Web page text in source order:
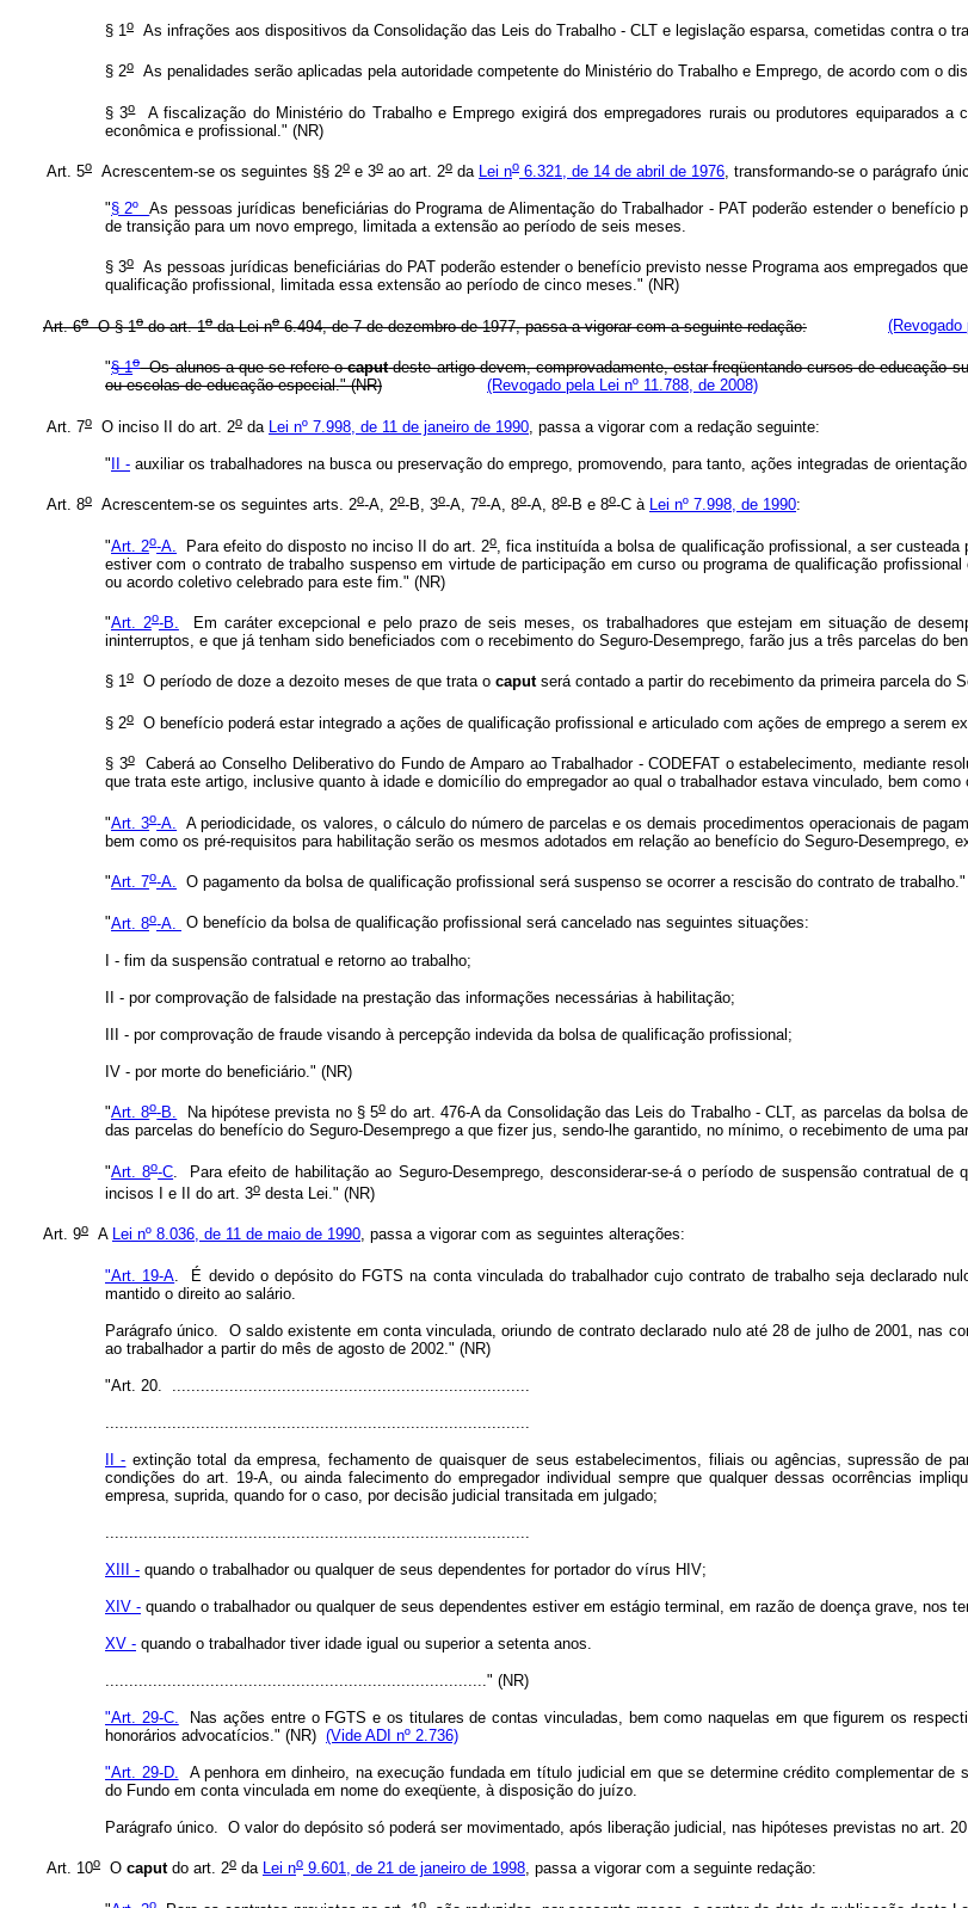
§ 1o As infrações aos dispositivos da Consolidação das Leis do Trabalho - CLT e legislação esparsa, cometidas contra o
§ 2o As penalidades serão aplicadas pela autoridade competente do Ministério do Trabalho e Emprego, de acordo com o
§ 3oA fiscalização do Ministério do Trabalho e Emprego exigirá dos empregadores rurais ou produtores equiparados a
econômica e profissional." (NR)
Art. 5o Acrescentem-se os seguintes §§ 2o e 3o ao art. 2o da Lei no 6.321, de 14 de abril de 1976 , transformando-se o parágrafo
"§ 2ºAs pessoas jurídicas beneficiárias do Programa de Alimentação do Trabalhador - PAT poderão estender o
de transição para um novo emprego, limitada a extensão ao período de seis meses.
§ 3o
As pessoas jurídicas beneficiárias do PAT poderão estender o benefício previsto nesse Programa aos empregados
qualificação profissional, limitada essa extensão ao período de cinco meses." (NR)
Art. 6oO § 1odo art. 1oda Lei no6.494, de 7 de dezembro de 1977, passa a vigorar com a seguinte redação: (Revogado
"§ 1oOs alunos a que se refere ocaput deste artigo devem, comprovadamente, estar freqüentando cursos de educação
ou escolas de educação especial." (NR)
(Revogado pela Lei nº 11.788, de 2008)
Art. 7o O inciso II do art. 2o da Lei nº 7.998, de 11 de janeiro de 1990 , passa a vigorar com a redação seguinte:
"II - auxiliar os trabalhadores na busca ou preservação do emprego, promovendo, para tanto, ações integradas de
Art. 8o Acrescentem-se os seguintes arts. 2o-A, 2o-B, 3o-A, 7o-A, 8o-A, 8o-B e 8o-C à Lei nº 7.998, de 1990:
"Art. 2o-A. Para efeito do disposto no inciso II do art. 2o, fica instituída a bolsa de qualificação profissional, a ser custeada
estiver com o contrato de trabalho suspenso em virtude de participação em curso ou programa de qualificação
ou acordo coletivo celebrado para este fim." (NR)
"Art. 2o-B. Em caráter excepcional e pelo prazo de seis meses, os trabalhadores que estejam em situação de
ininterruptos, e que já tenham sido beneficiados com o recebimento do Seguro-Desemprego, farão jus a três parcelas do
§ 1o O período de doze a dezoito meses de que trata o caput será contado a partir do recebimento da primeira parcela do
§ 2o O benefício poderá estar integrado a ações de qualificação profissional e articulado com ações de emprego a serem
§ 3oCaberá ao Conselho Deliberativo do Fundo de Amparo ao Trabalhador - CODEFAT o estabelecimento, mediante
que trata este artigo, inclusive quanto à idade e domicílio do empregador ao qual o trabalhador estava vinculado, bem
"Art. 3o-A. A periodicidade, os valores, o cálculo do número de parcelas e os demais procedimentos operacionais de
bem como os pré-requisitos para habilitação serão os mesmos adotados em relação ao benefício do Seguro-Desemprego,
"Art. 7o-A. O pagamento da bolsa de qualificação profissional será suspenso se ocorrer a rescisão do contrato de trabalho."
"Art. 8o-A. O benefício da bolsa de qualificação profissional será cancelado nas seguintes situações:
I - fim da suspensão contratual e retorno ao trabalho;
II - por comprovação de falsidade na prestação das informações necessárias à habilitação;
III - por comprovação de fraude visando à percepção indevida da bolsa de qualificação profissional;
IV - por morte do beneficiário." (NR)
"Art. 8o-B. Na hipótese prevista no § 5odo art. 476-A da Consolidação das Leis do Trabalho - CLT, as parcelas da bolsa
das parcelas do benefício do Seguro-Desemprego a que fizer jus, sendo-lhe garantido, no mínimo, o recebimento de uma
"Art. 8o-C . Para efeito de habilitação ao Seguro-Desemprego, desconsiderar-se-á o período de suspensão contratual
incisos I e II do art. 3o desta Lei." (NR)
Art. 9o A Lei nº 8.036, de 11 de maio de 1990, passa a vigorar com as seguintes alterações:
"Art. 19-A . É devido o depósito do FGTS na conta vinculada do trabalhador cujo contrato de trabalho seja declarado
mantido o direito ao salário.
Parágrafo único. O saldo existente em conta vinculada, oriundo de contrato declarado nulo até 28 de julho de 2001, nas
ao trabalhador a partir do mês de agosto de 2002." (NR)
"Art. 20. ...........................................................................
II - extinção total da empresa, fechamento de quaisquer de seus estabelecimentos, filiais ou agências, supressão de
condições do art. 19-A, ou ainda falecimento do empregador individual sempre que qualquer dessas ocorrências
empresa, suprida, quando for o caso, por decisão judicial transitada em julgado;
XIII - quando o trabalhador ou qualquer de seus dependentes for portador do vírus HIV;
XIV - quando o trabalhador ou qualquer de seus dependentes estiver em estágio terminal, em razão de doença grave, nos
XV - quando o trabalhador tiver idade igual ou superior a setenta anos.
................................................................................" (NR)
"Art. 29-C.
Nas ações entre o FGTS e os titulares de contas vinculadas, bem como naquelas em que figurem os
honorários advocatícios." (NR) (Vide ADI nº 2.736)
"Art. 29-D.
A penhora em dinheiro, na execução fundada em título judicial em que se determine crédito complementar
do Fundo em conta vinculada em nome do exeqüente, à disposição do juízo.
Parágrafo único. O valor do depósito só poderá ser movimentado, após liberação judicial, nas hipóteses previstas no art.
Art. 10o O caputdo art. 2o da Lei no 9.601, de 21 de janeiro de 1998, passa a vigorar com a seguinte redação:
o o